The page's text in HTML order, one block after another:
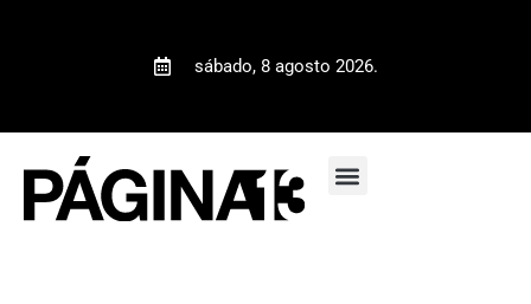
sábado, 8 agosto 2026.